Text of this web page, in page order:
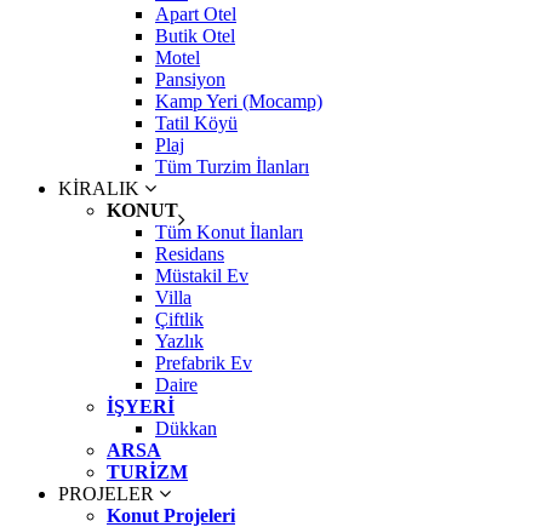
Apart Otel
Butik Otel
Motel
Pansiyon
Kamp Yeri (Mocamp)
Tatil Köyü
Plaj
Tüm Turzim İlanları
KİRALIK
KONUT
Tüm Konut İlanları
Residans
Müstakil Ev
Villa
Çiftlik
Yazlık
Prefabrik Ev
Daire
İŞYERİ
Dükkan
ARSA
TURİZM
PROJELER
Konut Projeleri